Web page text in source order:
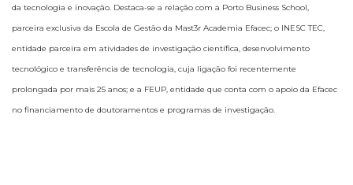
da tecnologia e inovação. Destaca-se a relação com a Porto Business School,
parceira exclusiva da Escola de Gestão da Mast3r Academia Efacec; o INESC TEC,
entidade parceira em atividades de investigação científica, desenvolvimento
tecnológico e transferência de tecnologia, cuja ligação foi recentemente
prolongada por mais 25 anos; e a FEUP, entidade que conta com o apoio da Efacec
no financiamento de doutoramentos e programas de investigação.